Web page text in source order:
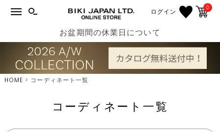
ログイン 0
お盆期間の休業日について
HOME コーディネート一覧
コーディネート一覧